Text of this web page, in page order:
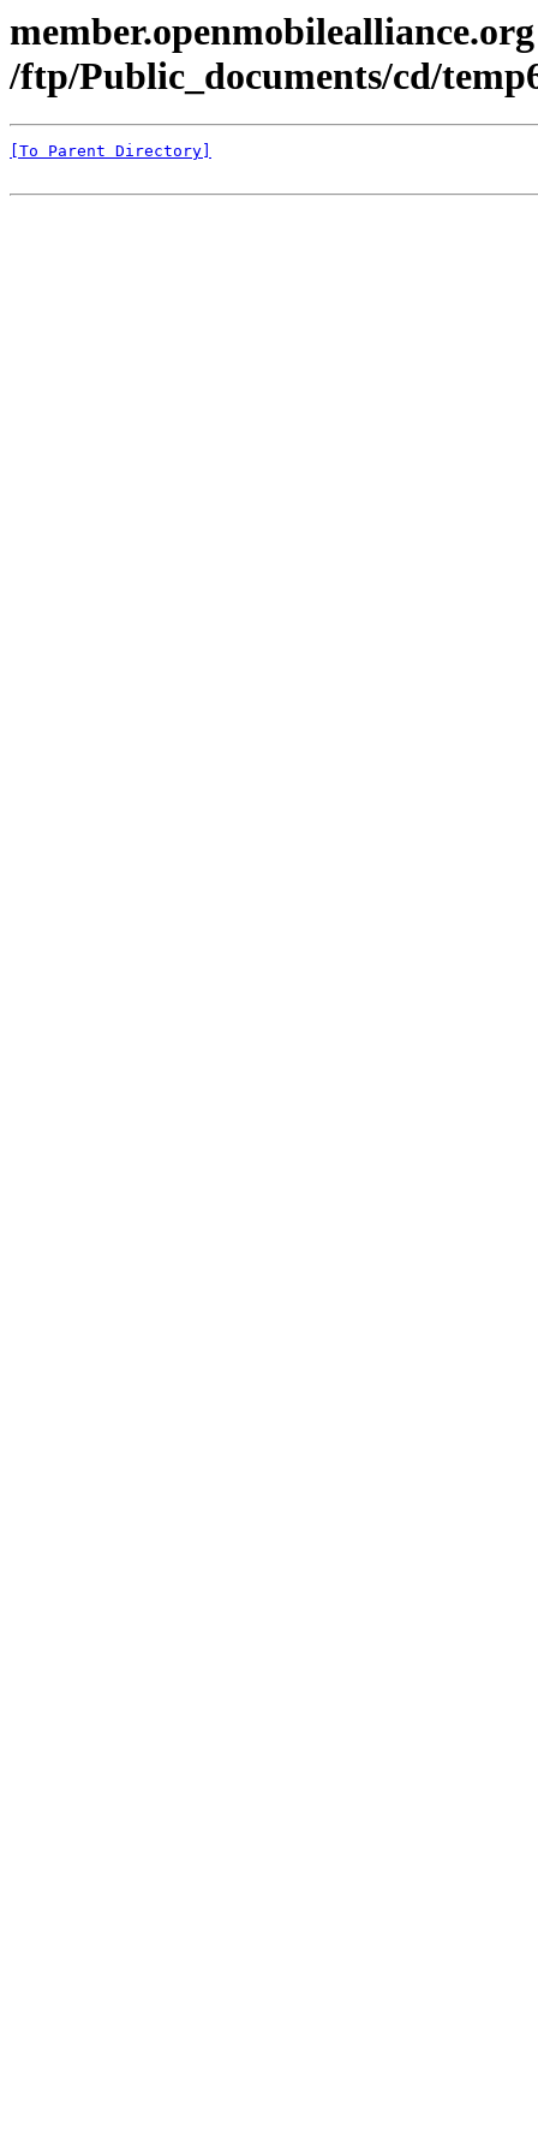
/ftp/Public_documents/cd/
[To Parent Directory]